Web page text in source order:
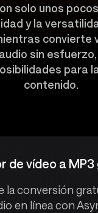
solo unos
y la
convierte
sin esfuerzo,
para
contenido.
de vídeo a
la conversión
en línea con